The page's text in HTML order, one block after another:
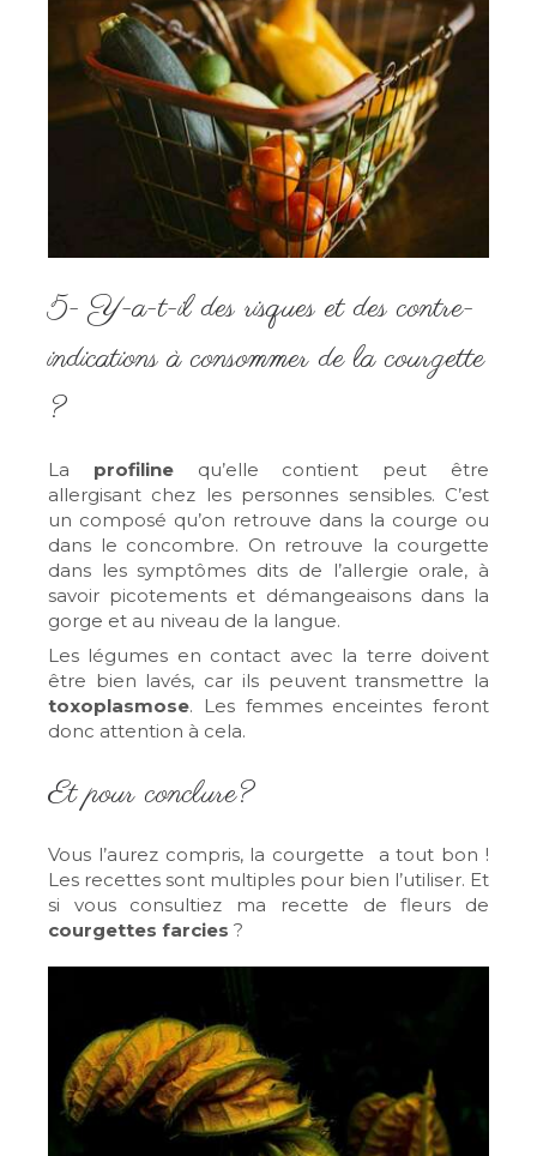
5- Y-a-t-il des risques et des contre-
indications à consommer de la courgette
?
La profiline qu’elle contient peut être
allergisant chez les personnes sensibles. C’est
un composé qu’on retrouve dans la courge ou
dans le concombre. On retrouve la courgette
dans les symptômes dits de l’allergie orale, à
savoir picotements et démangeaisons dans la
gorge et au niveau de la langue.
Les légumes en contact avec la terre doivent
être bien lavés, car ils peuvent transmettre la
toxoplasmose. Les femmes enceintes feront
donc attention à cela.
Et pour conclure?
Vous l’aurez compris, la courgette a tout bon !
Les recettes sont multiples pour bien l’utiliser. Et
si vous consultiez ma recette de fleurs de
courgettes farcies ?